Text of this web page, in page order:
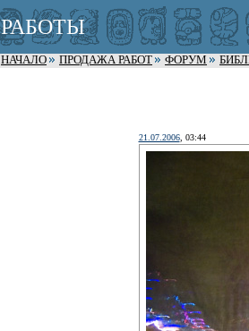
РАБОТЫ
НАЧАЛО ПРОДАЖА РАБОТ ФОРУМ
21.07.2006, 03:44